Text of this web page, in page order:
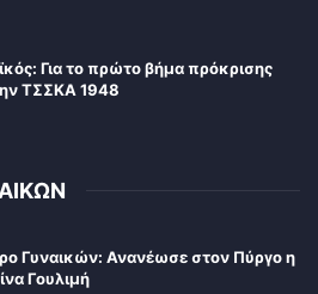
Για το πρώτο βήμα πρόκρισης
ΤΣΣΚΑ 1948
Γυναικών: Ανανέωσε στον Πύργο η
Γουλιμή